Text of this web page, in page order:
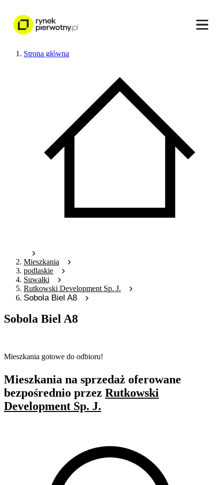
Strona główna
Mieszkania
podlaskie
Suwałki
Rutkowski Development Sp. J.
Sobola Biel A8
Sobola Biel A8
Mieszkania gotowe do odbioru!
Mieszkania na sprzedaż oferowane
bezpośrednio przez Rutkowski
Development Sp. J.